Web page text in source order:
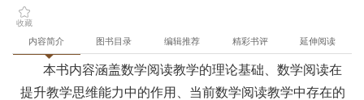
收藏
内容简介 图书目录 编辑推荐 精彩书评 延伸阅读
本书内容涵盖数学阅读教学的理论基础、数学阅读在
提升教学思维能力中的作用、当前数学阅读教学中存在的